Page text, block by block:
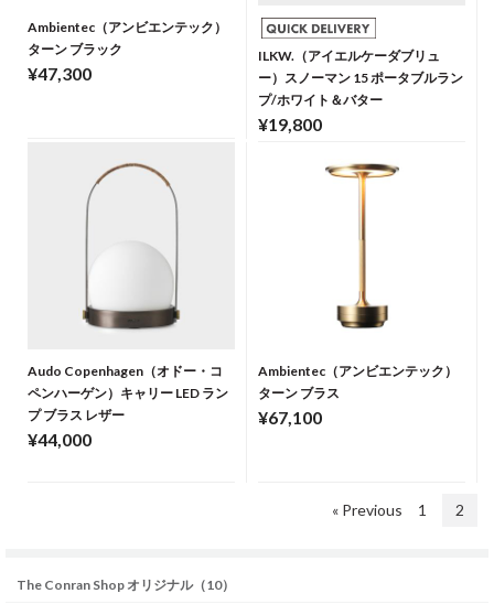
Ambientec（アンビエンテック）
ターン ブラック
¥47,300
ILKW.（アイエルケーダブリュ
ー）スノーマン 15 ポータブルラン
プ/ホワイト＆バター
¥19,800
Audo Copenhagen（オドー・コ
ペンハーゲン）キャリー LED ラン
プ ブラス レザー
¥44,000
Ambientec（アンビエンテック）
ターン ブラス
¥67,100
« Previous 1 2
The Conran Shop オリジナル（10）